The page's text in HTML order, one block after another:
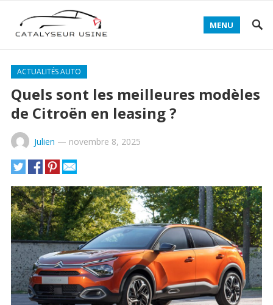
MENU
ACTUALITÉS AUTO
Quels sont les meilleures modèles
de Citroën en leasing ?
Julien — novembre 8, 2025